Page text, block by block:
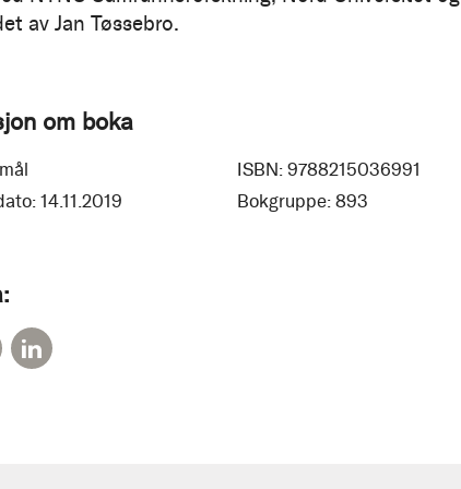
av Jan Tøssebro.
om boka
ISBN: 9788215036991
14.11.2019 Bokgruppe: 893